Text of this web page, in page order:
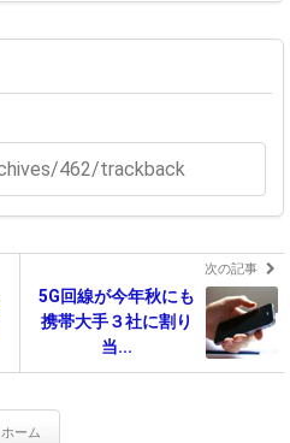
次の記事
5G回線が今年秋にも
携帯大手３社に割り
当...
ホーム